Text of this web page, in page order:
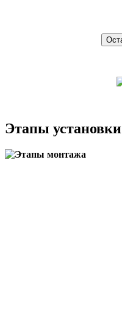
Этапы установки